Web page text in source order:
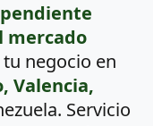
mercado
negocio en
Valencia,
Servicio